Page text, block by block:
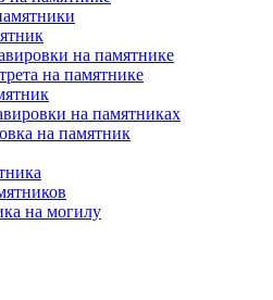
на памятнике
на памятнике
на памятниках
на памятник
на могилу